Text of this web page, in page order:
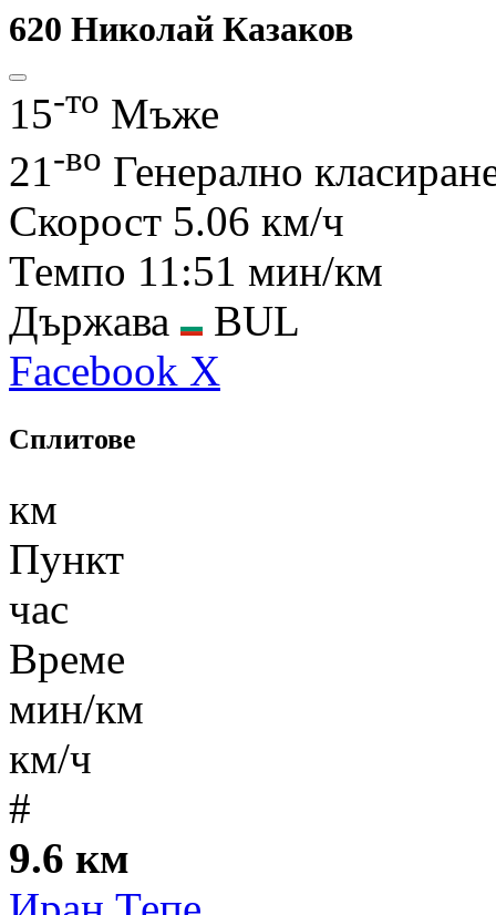
620 Николай Казаков
15-то Mъже
21-во Генерално
Скорост 5.06 км/ч
Темпо 11:51 мин/км
Държава
BUL
Facebook X
Сплитове
км
Пункт
час
Време
мин/км
км/ч
#
9.6 км